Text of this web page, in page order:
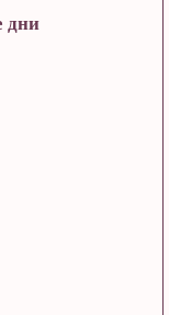
дни